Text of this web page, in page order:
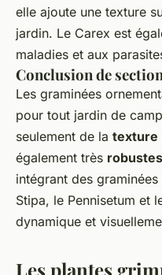
elle ajoute une texture
jardin. Le Carex est
maladies et aux
Conclusion de
Les graminées
pour tout jardin de
seulement de la texture
également très robustes
intégrant des
Stipa, le Pennisetum et
dynamique et
Les plantes